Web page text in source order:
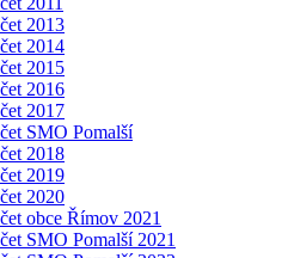
2013
2014
2015
2016
2017
SMO Pomalší
2018
2019
2020
obce Římov 2021
SMO Pomalší 2021